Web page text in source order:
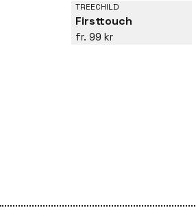
TREECHILD
Firsttouch
99 kr